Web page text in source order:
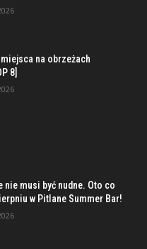
na obrzeżach
8]
nie musi być nudne. Oto co
w Pitlane Summer Bar!